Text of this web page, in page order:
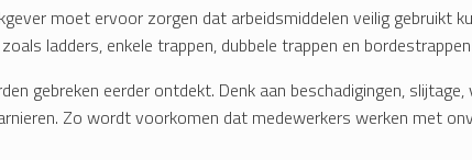
moet ervoor zorgen dat arbeidsmiddelen veilig gebruikt
ladders, enkele trappen, dubbele trappen en
gebreken eerder ontdekt. Denk aan beschadigingen,
Zo wordt voorkomen dat medewerkers werken met